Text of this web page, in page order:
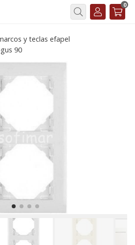
Buscar
0
y teclas efapel
90